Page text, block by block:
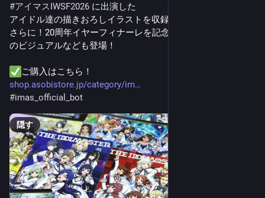
#アイマスIWSF2026 に出演した
アイドル達の描きおろしイラストを収録
さらに！20周年イヤーフィナーレを記念してゲームタイトル
のビジュアルなども登場！
ご購入はこちら！
shop.asobistore.jp/category/im
#imas_official_bot
隠す